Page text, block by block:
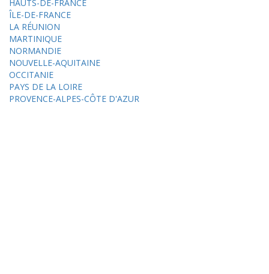
HAUTS-DE-FRANCE
ÎLE-DE-FRANCE
LA RÉUNION
MARTINIQUE
NORMANDIE
NOUVELLE-AQUITAINE
OCCITANIE
PAYS DE LA LOIRE
PROVENCE-ALPES-CÔTE D'AZUR